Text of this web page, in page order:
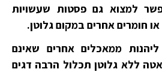
למצוא גם פסטות שעשויות
חומרים אחרים במקום גלוטן.
ליהנות ממאכלים אחרים שאינם
ללא גלוטן תכלול הרבה דגים